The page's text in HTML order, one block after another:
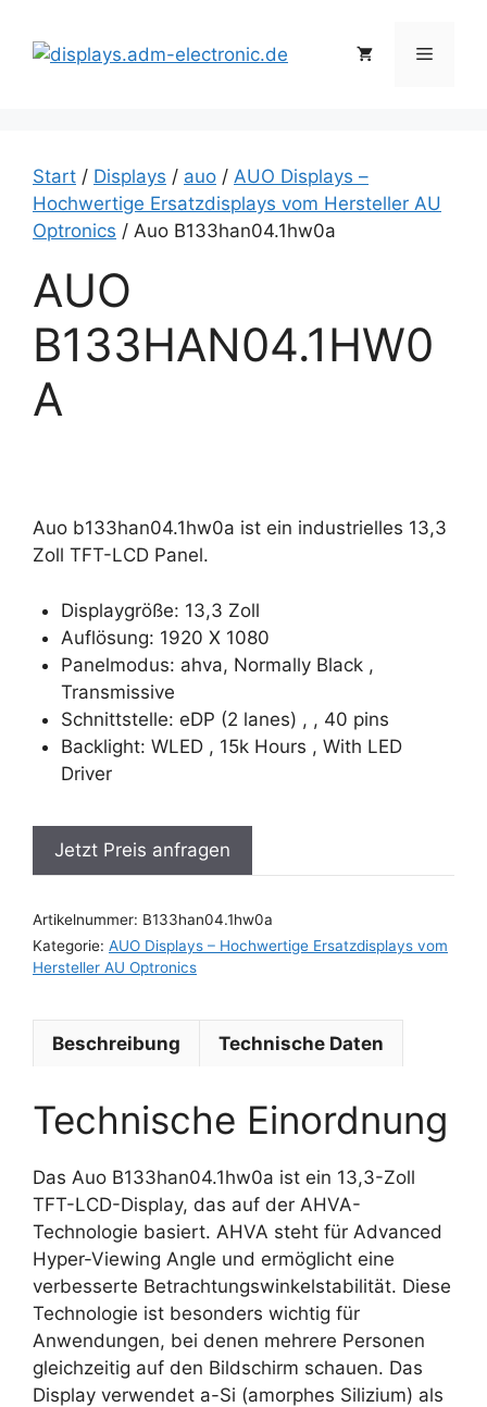
Inhalt
springen
Menü
Start / Displays / auo / AUO Displays –
Hochwertige Ersatzdisplays vom Hersteller AU
Optronics / Auo B133han04.1hw0a
AUO
B133HAN04.1HW0
A
Auo b133han04.1hw0a ist ein industrielles 13,3
Zoll TFT-LCD Panel.
Displaygröße: 13,3 Zoll
Auflösung: 1920 X 1080
Panelmodus: ahva, Normally Black ,
Transmissive
Schnittstelle: eDP (2 lanes) , , 40 pins
Backlight: WLED , 15k Hours , With LED
Driver
Jetzt Preis anfragen
Artikelnummer: B133han04.1hw0a
Kategorie: AUO Displays – Hochwertige Ersatzdisplays vom
Hersteller AU Optronics
Beschreibung Technische Daten
Technische Einordnung
Das Auo B133han04.1hw0a ist ein 13,3-Zoll
TFT-LCD-Display, das auf der AHVA-
Technologie basiert. AHVA steht für Advanced
Hyper-Viewing Angle und ermöglicht eine
verbesserte Betrachtungswinkelstabilität. Diese
Technologie ist besonders wichtig für
Anwendungen, bei denen mehrere Personen
gleichzeitig auf den Bildschirm schauen. Das
Display verwendet a-Si (amorphes Silizium) als